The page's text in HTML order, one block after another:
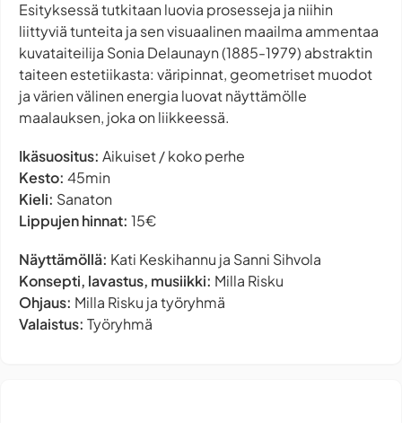
Esityksessä tutkitaan luovia prosesseja ja niihin
liittyviä tunteita ja sen visuaalinen maailma ammentaa
kuvataiteilija Sonia Delaunayn (1885-1979) abstraktin
taiteen estetiikasta: väripinnat, geometriset muodot
ja värien välinen energia luovat näyttämölle
maalauksen, joka on liikkeessä.
Ikäsuositus: Aikuiset / koko perhe
Kesto: 45min
Kieli: Sanaton
Lippujen hinnat: 15€
Näyttämöllä: Kati Keskihannu ja Sanni Sihvola
Konsepti, lavastus, musiikki: Milla Risku
Ohjaus: Milla Risku ja työryhmä
Valaistus: Työryhmä